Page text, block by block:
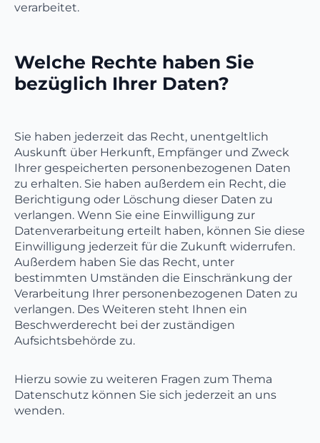
verarbeitet.
Welche Rechte haben Sie
bezüglich Ihrer Daten?
Sie haben jederzeit das Recht, unentgeltlich
Auskunft über Herkunft, Empfänger und Zweck
Ihrer gespeicherten personenbezogenen Daten
zu erhalten. Sie haben außerdem ein Recht, die
Berichtigung oder Löschung dieser Daten zu
verlangen. Wenn Sie eine Einwilligung zur
Datenverarbeitung erteilt haben, können Sie diese
Einwilligung jederzeit für die Zukunft widerrufen.
Außerdem haben Sie das Recht, unter
bestimmten Umständen die Einschränkung der
Verarbeitung Ihrer personenbezogenen Daten zu
verlangen. Des Weiteren steht Ihnen ein
Beschwerderecht bei der zuständigen
Aufsichtsbehörde zu.
Hierzu sowie zu weiteren Fragen zum Thema
Datenschutz können Sie sich jederzeit an uns
wenden.